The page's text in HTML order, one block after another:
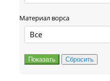
Материал ворса
Все